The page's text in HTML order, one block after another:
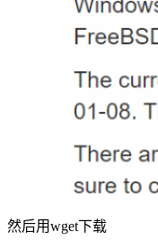
然后用wget下载